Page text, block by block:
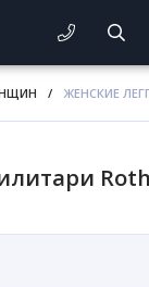
/ ЖЕНСКИЕ